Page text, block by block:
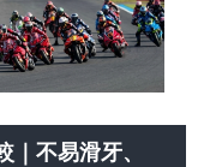
不易滑牙、